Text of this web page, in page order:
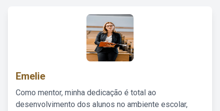
Emelie
Como mentor, minha dedicação é total ao
desenvolvimento dos alunos no ambiente escolar,